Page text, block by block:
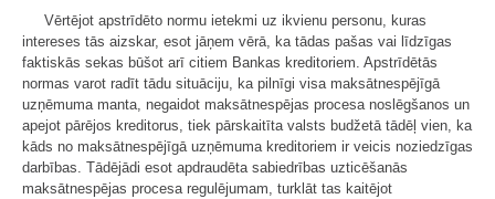
Vērtējot apstrīdēto normu ietekmi uz ikvienu personu, kuras
intereses tās aizskar, esot jāņem vērā, ka tādas pašas vai līdzīgas
faktiskās sekas būšot arī citiem Bankas kreditoriem. Apstrīdētās
normas varot radīt tādu situāciju, ka pilnīgi visa maksātnespējīgā
uzņēmuma manta, negaidot maksātnespējas procesa noslēgšanos un
apejot pārējos kreditorus, tiek pārskaitīta valsts budžetā tādēļ vien, ka
kāds no maksātnespējīgā uzņēmuma kreditoriem ir veicis noziedzīgas
darbības. Tādējādi esot apdraudēta sabiedrības uzticēšanās
maksātnespējas procesa regulējumam, turklāt tas kaitējot